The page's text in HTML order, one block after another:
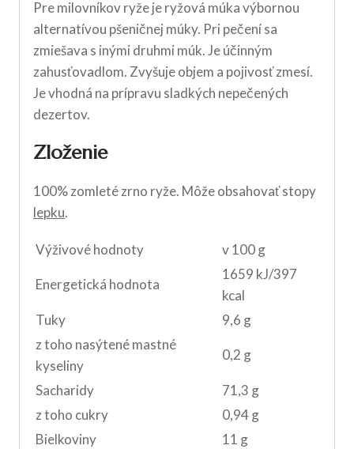
Pre milovníkov ryže je ryžová múka výbornou
alternatívou pšeničnej múky. Pri pečení sa
zmiešava s inými druhmi múk. Je účinným
zahusťovadlom. Zvyšuje objem a pojivosť zmesí.
Je vhodná na prípravu sladkých nepečených
dezertov.
Zloženie
100% zomleté zrno ryže. Môže obsahovať stopy
lepku.
Výživové hodnoty v 100 g
Energetická hodnota
1659 kJ/397
kcal
Tuky
9,6 g
z toho nasýtené mastné
kyseliny
0,2 g
Sacharidy
71,3 g
z toho cukry
0,94 g
Bielkoviny
11 g